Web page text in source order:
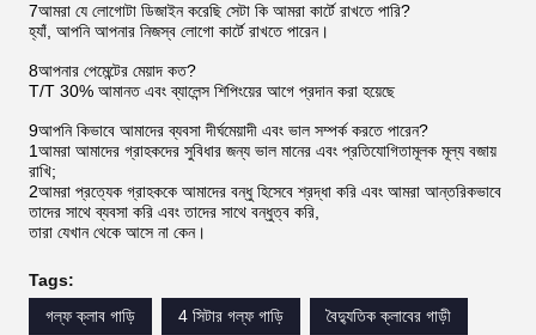
7আমরা যে লোগোটা ডিজাইন করেছি সেটা কি আমরা কার্টে রাখতে পারি?
হ্যাঁ, আপনি আপনার নিজস্ব লোগো কার্টে রাখতে পারেন।
8আপনার পেমেন্টের মেয়াদ কত?
T/T 30% আমানত এবং ব্যালেন্স শিপিংয়ের আগে প্রদান করা হয়েছে
9আপনি কিভাবে আমাদের ব্যবসা দীর্ঘমেয়াদী এবং ভাল সম্পর্ক করতে পারেন?
1আমরা আমাদের গ্রাহকদের সুবিধার জন্য ভাল মানের এবং প্রতিযোগিতামূলক মূল্য বজায়
রাখি;
2আমরা প্রত্যেক গ্রাহককে আমাদের বন্ধু হিসেবে শ্রদ্ধা করি এবং আমরা আন্তরিকভাবে
তাদের সাথে ব্যবসা করি এবং তাদের সাথে বন্ধুত্ব করি,
তারা যেখান থেকে আসে না কেন।
Tags:
গল্ফ ক্লাব গাড়ি
4 সিটার গল্ফ গাড়ি বৈদ্যুতিক ক্লাবের গাড়ী